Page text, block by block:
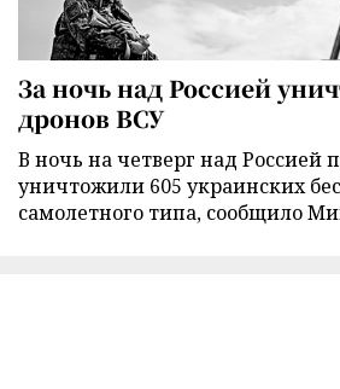
За ночь над Россией
дронов ВСУ
В ночь на четверг над Россией
уничтожили 605 украинских
самолетного типа, сообщило